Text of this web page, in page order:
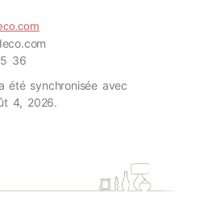
36
été synchronisée avec
4, 2026.